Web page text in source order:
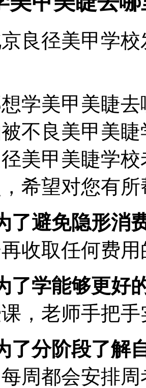
良径美甲学校
美甲美睫去
不良美甲美
美甲美睫学
希望对您有所
了避免隐形消
收取任何费
了学能够更好
，老师手把
分阶段了解
周都会安排